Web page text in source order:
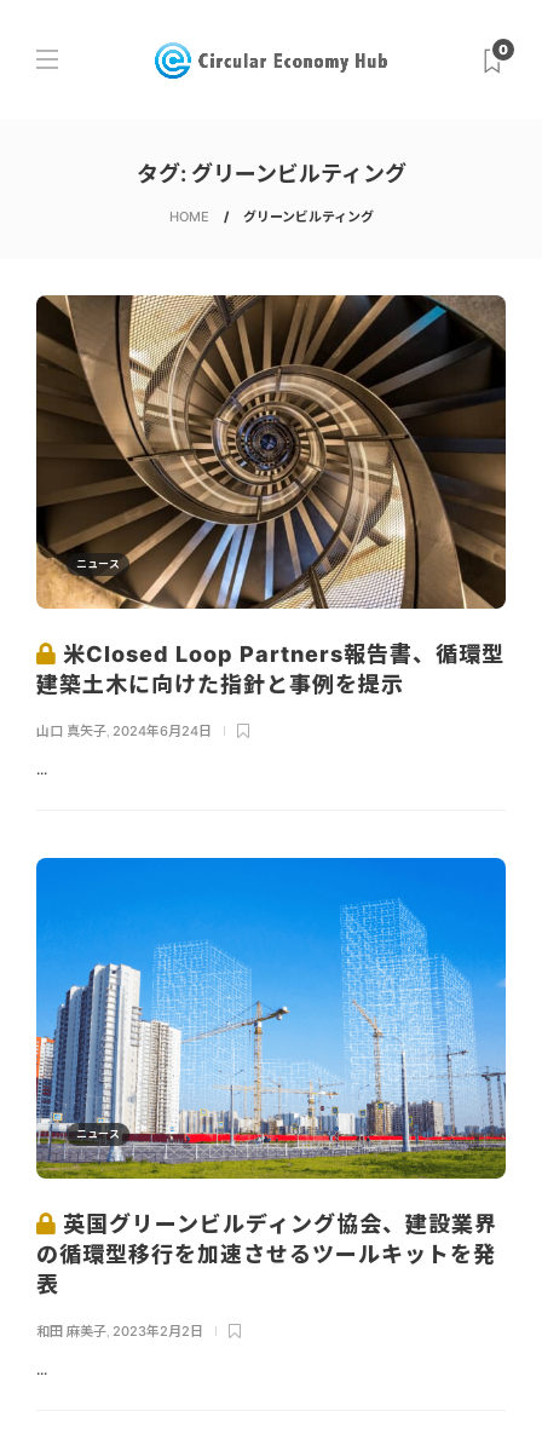
0
タグ: グリーンビルティング
HOME グリーンビルティング
ニュース
米Closed Loop Partners報告書、循環型
建築土木に向けた指針と事例を提示
山口 真矢子 2024年6月24日
...
ニュース
英国グリーンビルディング協会、建設業界
の循環型移行を加速させるツールキットを発
表
和田 麻美子, 2023年2月2日
...